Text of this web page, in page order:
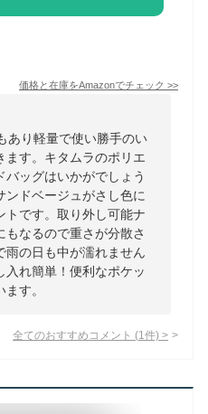
価格と在庫をAmazonでチェック >>
あり軽量で使い勝手のい
ます。キタムラのポリエ
ッグはいかがでしょう
ンドベージュがさし色に
トです。取り外し可能ナ
なるので重さが分散さ
雨の日も中が濡れません
入れ簡単！便利なポケッ
す。
全てのおすすめコメント (1 件) >